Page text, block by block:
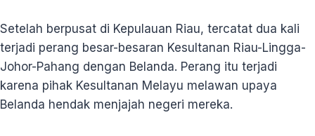
Setelah berpusat di Kepulauan Riau, tercatat dua kali
terjadi perang besar-besaran Kesultanan Riau-Lingga-
Johor-Pahang dengan Belanda. Perang itu terjadi
karena pihak Kesultanan Melayu melawan upaya
Belanda hendak menjajah negeri mereka.